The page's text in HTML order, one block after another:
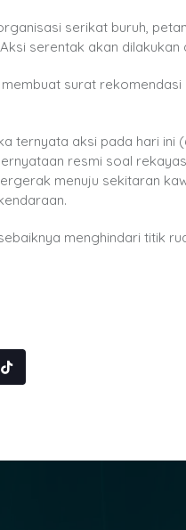
serikat buruh,
serentak akan
surat
ternyata aksi pada hari
resmi soal
menuju sekitaran
menghindari titik
Tiktok